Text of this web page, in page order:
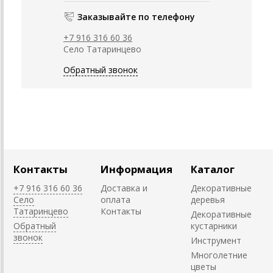
Заказывайте по телефону
+7 916 316 60 36
Село Татаринцево
Обратный звонок
Контакты
+7 916 316 60 36
Село
Татаринцево
Обратный
звонок
Информация
Доставка и
оплата
Контакты
Каталог
Декоративные
деревья
Декоративные
кустарники
Инструмент
Многолетние
цветы